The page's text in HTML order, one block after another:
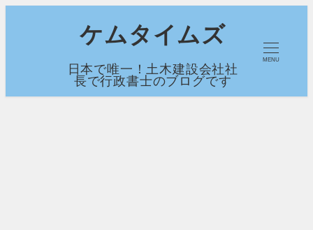
コ
ケムタイムズ
日本で唯一！土木建設会社社
長で行政書士のブログです
MENU